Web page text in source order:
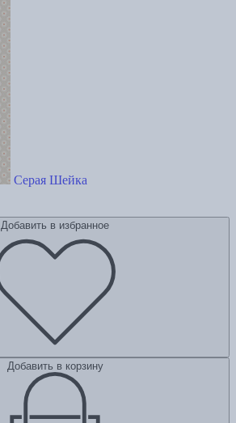
Серая Шейка
Добавить в избранное
Добавить в корзину